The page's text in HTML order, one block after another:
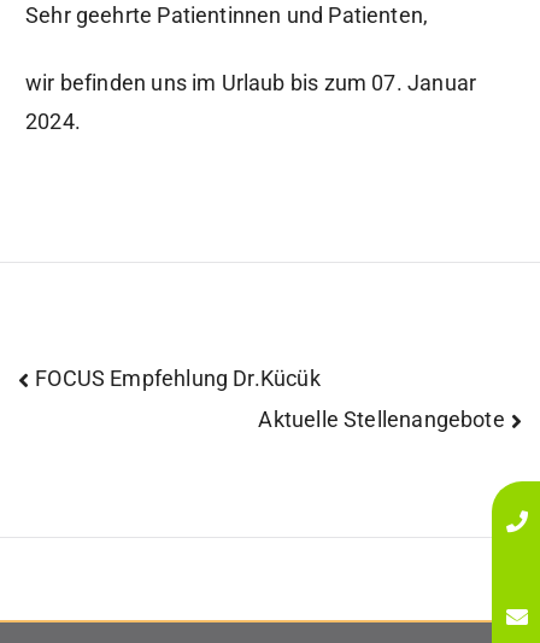
Sehr geehrte Patientinnen und Patienten,
wir befinden uns im Urlaub bis zum 07. Januar
2024.
FOCUS Empfehlung Dr.Kücük
Aktuelle Stellenangebote